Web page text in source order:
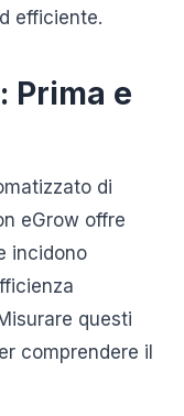
efficiente.
Prima e
di
eGrow offre
incidono
questi
comprendere il